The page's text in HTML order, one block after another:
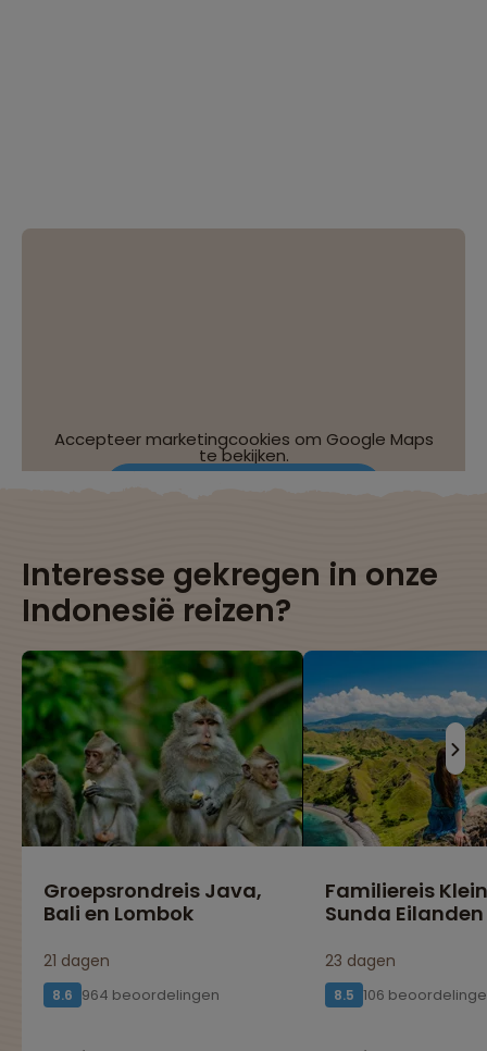
Accepteer marketingcookies om Google Maps
te bekijken.
Interesse gekregen in onze
Indonesië reizen?
Groepsrondreis Java,
Bali en Lombok
21 dagen
8.6 964 beoordelingen
Familiereis
Sunda Eilanden
23 dagen
8.5 106